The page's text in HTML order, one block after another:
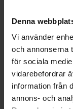
Denna
Vi använder
och annonserna
för sociala
vidarebefordrar
information från
annons- och
Pe­ru­na
Kasviksia: 1